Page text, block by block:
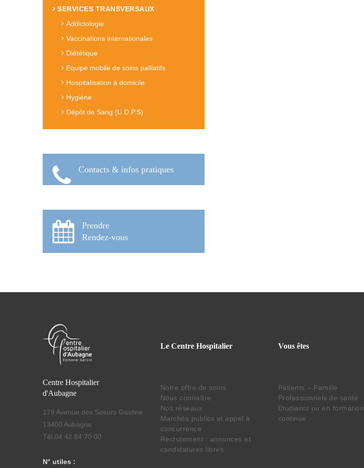
SERVICES TRANSVERSAUX
Addictologie
Vaccinations internationales
Diététique
Equipe mobile de soins palliatifs
Hospitalisation à domicile
Hygiène
Dépôt de Sang (U.D.P.S)
Contacts & infos pratiques
Prendre
Rendez-vous
Centre Hospitalier
d'Aubagne
179 Avenue des Soeurs Gastine
13400 Aubagne
Tél 04 42 84 70 00
N° utiles :
Le Centre Hospitalier
Notre offre de soins
Nous connaître
Nos réseaux
Marchés publics et appel à
concurrence
Recrutement : annonces et
candidatures libres
Vous êtes
Patients – Famille
Professionnels de santé
Etudiants ou en formation
continue